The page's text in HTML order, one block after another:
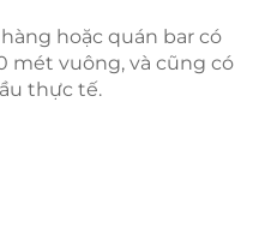
hoặc quán bar có
mét vuông, và cũng có
thực tế.